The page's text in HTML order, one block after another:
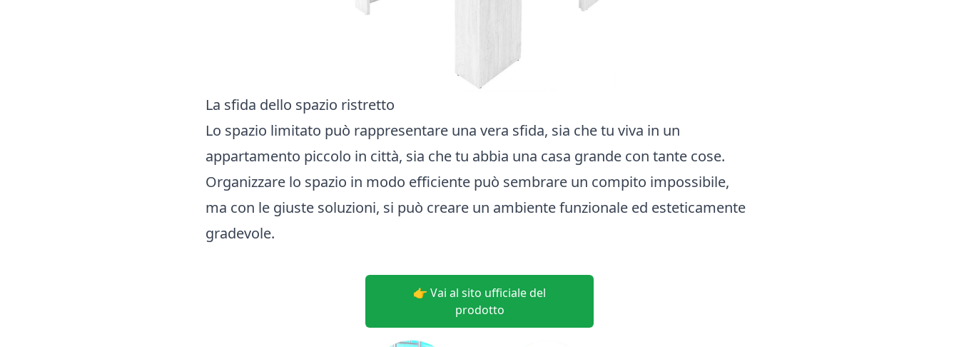
La sfida dello spazio ristretto
Lo spazio limitato può rappresentare una vera sfida, sia che tu viva in un
appartamento piccolo in città, sia che tu abbia una casa grande con tante cose.
Organizzare lo spazio in modo efficiente può sembrare un compito impossibile,
ma con le giuste soluzioni, si può creare un ambiente funzionale ed esteticamente
gradevole.
👉 Vai al sito ufficiale del
prodotto